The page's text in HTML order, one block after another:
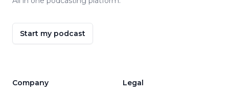
Start my podcast
Company Legal